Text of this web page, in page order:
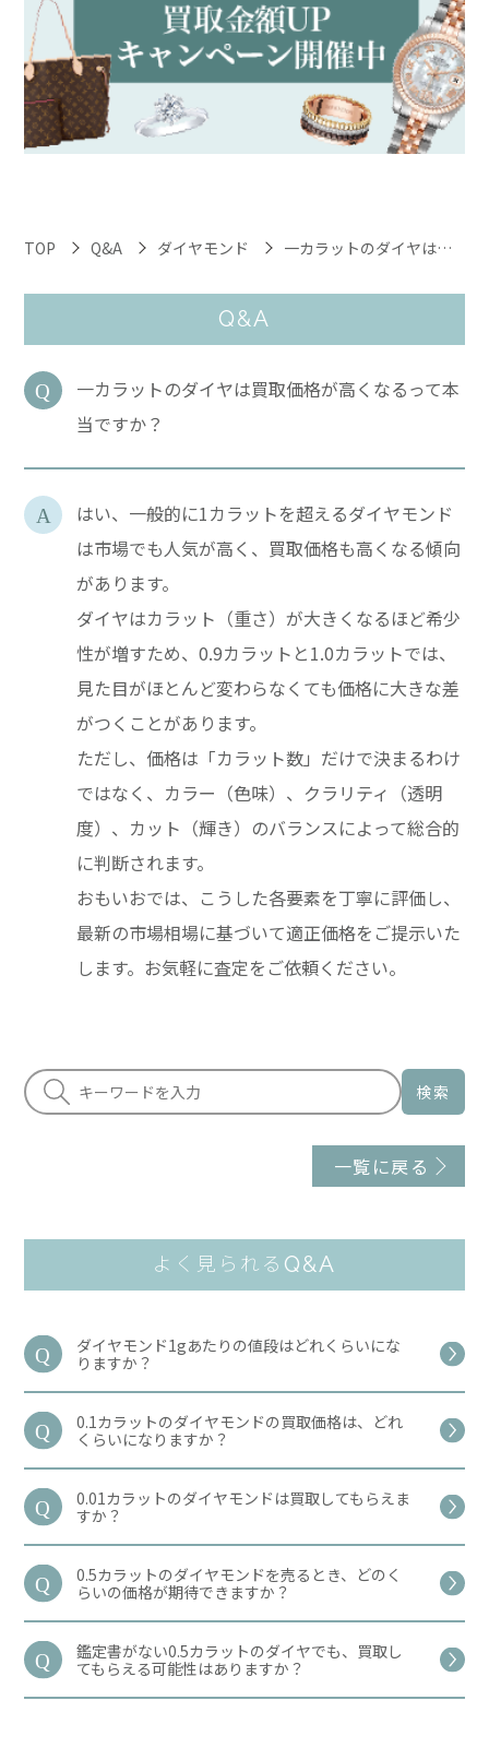
TOP Q&A ダイヤモンド 一カラットのダイヤは買取価格が高くなるって本当ですか？
Q&A
一カラットのダイヤは買取価格が高くなるって本
当ですか？
はい、一般的に1カラットを超えるダイヤモンド
は市場でも人気が高く、買取価格も高くなる傾向
があります。
ダイヤはカラット（重さ）が大きくなるほど希少
性が増すため、0.9カラットと1.0カラットでは、
見た目がほとんど変わらなくても価格に大きな差
がつくことがあります。
ただし、価格は「カラット数」だけで決まるわけ
ではなく、カラー（色味）、クラリティ（透明
度）、カット（輝き）のバランスによって総合的
に判断されます。
おもいおでは、こうした各要素を丁寧に評価し、
最新の市場相場に基づいて適正価格をご提示いた
します。お気軽に査定をご依頼ください。
検索
一覧に戻る
よく見られる Q&A
ダイヤモンド1gあたりの値段はどれくらいにな
りますか？
0.1カラットのダイヤモンドの買取価格は、どれ
くらいになりますか？
0.01カラットのダイヤモンドは買取してもらえま
すか？
0.5カラットのダイヤモンドを売るとき、どのく
らいの価格が期待できますか？
鑑定書がない0.5カラットのダイヤでも、買取し
てもらえる可能性はありますか？